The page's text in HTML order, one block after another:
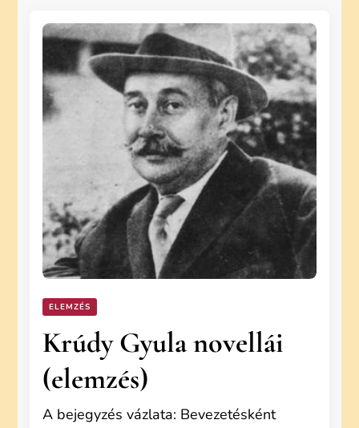
ELEMZÉS
Krúdy Gyula novellái
(elemzés)
A bejegyzés vázlata: Bevezetésként